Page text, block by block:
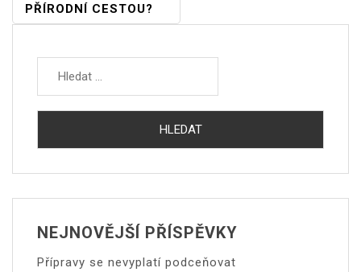
PŘÍRODNÍ CESTOU?
Vyhledávání
NEJNOVĚJŠÍ PŘÍSPĚVKY
Přípravy se nevyplatí podceňovat